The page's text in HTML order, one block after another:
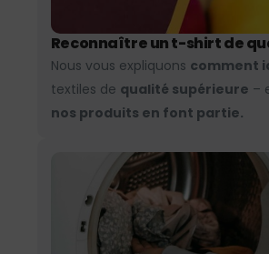
Reconnaître un t-shirt de
Nous vous expliquons comment
textiles de qualité supérieure –
nos produits en font partie.